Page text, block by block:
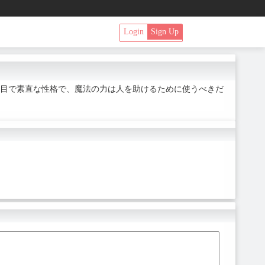
Login Sign Up
で素直な性格で、魔法の力は人を助けるために使うべきだ